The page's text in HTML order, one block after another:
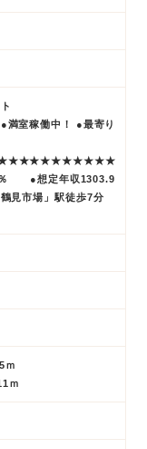
働中！ ●最寄り
％ ●想定年収1303.9
見市場」駅徒歩7分
ｍ
ｍ